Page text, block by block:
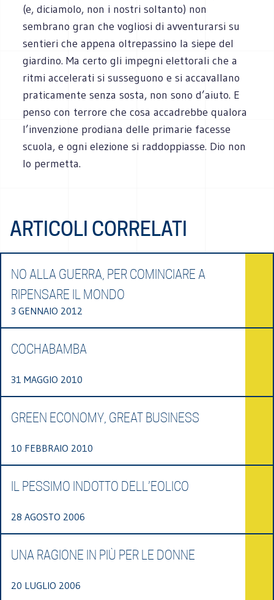
(e, diciamolo, non i nostri soltanto) non
sembrano gran che vogliosi di avventurarsi su
sentieri che appena oltrepassino la siepe del
giardino. Ma certo gli impegni elettorali che a
ritmi accelerati si susseguono e si accavallano
praticamente senza sosta, non sono d’aiuto. E
penso con terrore che cosa accadrebbe qualora
l’invenzione prodiana delle primarie facesse
scuola, e ogni elezione si raddoppiasse. Dio non
lo permetta.
ARTICOLI CORRELATI
NO ALLA GUERRA, PER COMINCIARE A
RIPENSARE IL MONDO
3 GENNAIO 2012
COCHABAMBA
31 MAGGIO 2010
GREEN ECONOMY, GREAT BUSINESS
10 FEBBRAIO 2010
IL PESSIMO INDOTTO DELL’EOLICO
28 AGOSTO 2006
UNA RAGIONE IN PIÙ PER LE DONNE
20 LUGLIO 2006